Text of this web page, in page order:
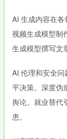
AI 生成内容在各
视频生成模型制
生成模型撰写文
AI 伦理和安全
平决策。深度伪
舆论。就业替代
患。